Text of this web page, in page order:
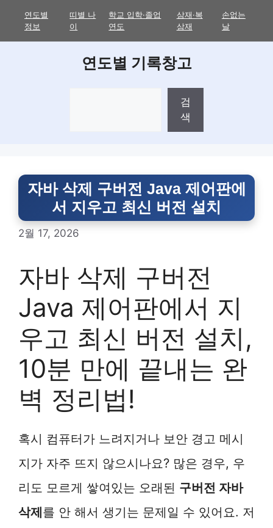
연도별
정보
띠별 나
이
학교 입학·졸업
연도
삼재·복
삼재
손없는
날
연도별 기록창고
검
색
자바 삭제 구버전 Java 제어판에
서 지우고 최신 버전 설치
2월 17, 2026
자바 삭제 구버전
Java 제어판에서 지
우고 최신 버전 설치,
10분 만에 끝내는 완
벽 정리법!
혹시 컴퓨터가 느려지거나 보안 경고 메시
지가 자주 뜨지 않으시나요? 많은 경우, 우
리도 모르게 쌓여있는 오래된 구버전 자바
삭제를 안 해서 생기는 문제일 수 있어요. 저